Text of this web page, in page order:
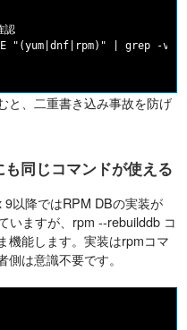
認
"(yum|dnf|rpm)" | grep -v
と、二重書き込み事故を防げ
同じコマンドが使える
以降ではRPM DBの実装が
いますが、rpm --rebuilddb コ
機能します。実装はrpmコマ
は意識不要です。